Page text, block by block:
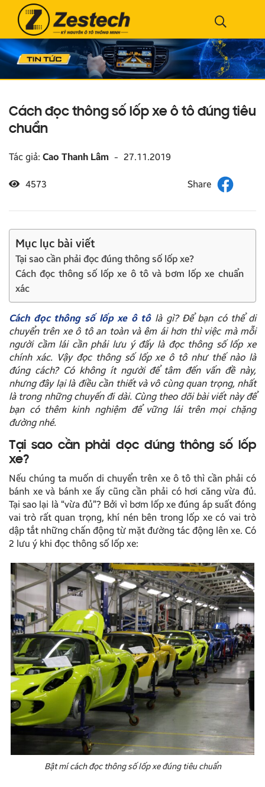
Cách đọc thông số lốp xe ô tô đúng tiêu
chuẩn
Tác giả: Cao Thanh Lâm - 27.11.2019
4573
Mục lục bài viết
Tại sao cần phải đọc đúng thông số lốp xe?
Cách đọc thông số lốp xe ô tô và bơm lốp xe chuẩn
xác
Cách đọc thông số lốp xe ô tôlà gì? Để bạn có thể di
chuyển trên xe ô tô an toàn và êm ái hơn thì việc mà mỗi
người cầm lái cần phải lưu ý đấy là đọc thông số lốp xe
chính xác. Vậy đọc thông sốlốp xe ô tô như thế nào là
đúng cách? Có không ít người để tâm đến vấn đề này,
nhưng đây lại là điều cần thiết và vô cùng quan trọng, nhất
là trong những chuyến đi dài. Cùng theo dõi bài viết này để
bạn có thêm kinh nghiệm để vững lái trên mọi chặng
đường nhé.
Tại sao cần phải đọc đúng thông số lốp
xe?
Nếu chúng ta muốn di chuyển trên xe ô tô thì cần phải có
bánh xe và bánh xe ấy cũng cần phải có hơi căng vừa đủ.
Tại sao lại là “vừa đủ”? Bởi vì bơm lốp xe đúng áp suất đóng
vai trò rất quan trọng, khí nén bên trong lốp xe có vai trò
dập tắt những chấn động từ mặt đường tác động lên xe. Có
2 lưu ý khi đọc thông số lốp xe:
Bật mí cách đọc thông số lốp xe đúng tiêu chuẩn